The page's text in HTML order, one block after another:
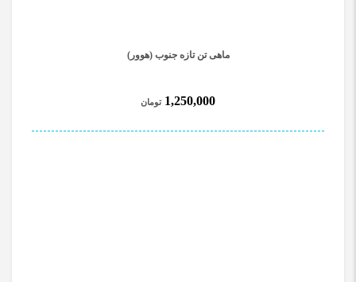
ماهی تن تازه جنوب (هوور)
1,250,000 تومان